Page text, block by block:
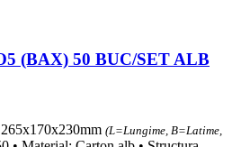
(BAX) 50 BUC/SET ALB
(L=Lungime, B=Latime,